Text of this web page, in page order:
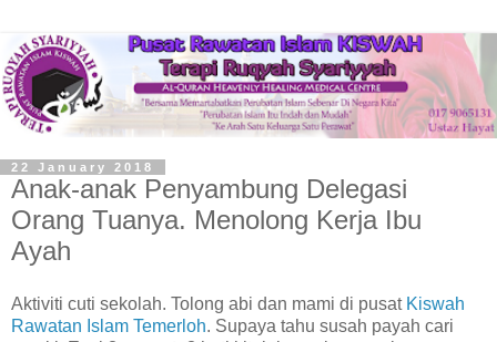
22 January 2018
Anak-anak Penyambung Delegasi
Orang Tuanya. Menolong Kerja Ibu
Ayah
Aktiviti cuti sekolah. Tolong abi dan mami di pusat Kiswah
Rawatan Islam Temerloh. Supaya tahu susah payah cari